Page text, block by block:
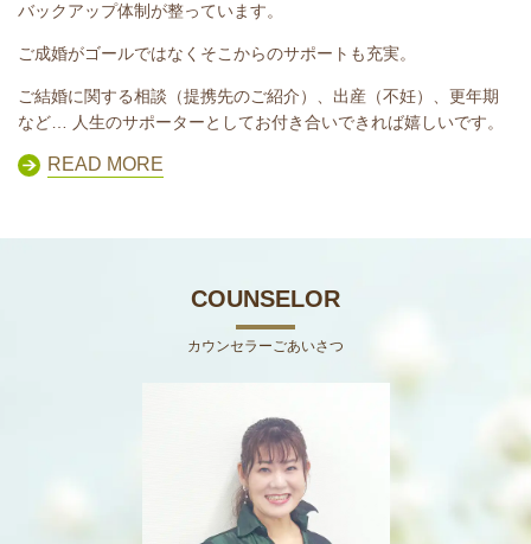
バックアップ体制が整っています。
ご成婚がゴールではなくそこからのサポートも充実。
ご結婚に関する相談（提携先のご紹介）、出産（不妊）、更年期
など… 人生のサポーターとしてお付き合いできれば嬉しいです。
READ MORE
COUNSELOR
カウンセラーごあいさつ